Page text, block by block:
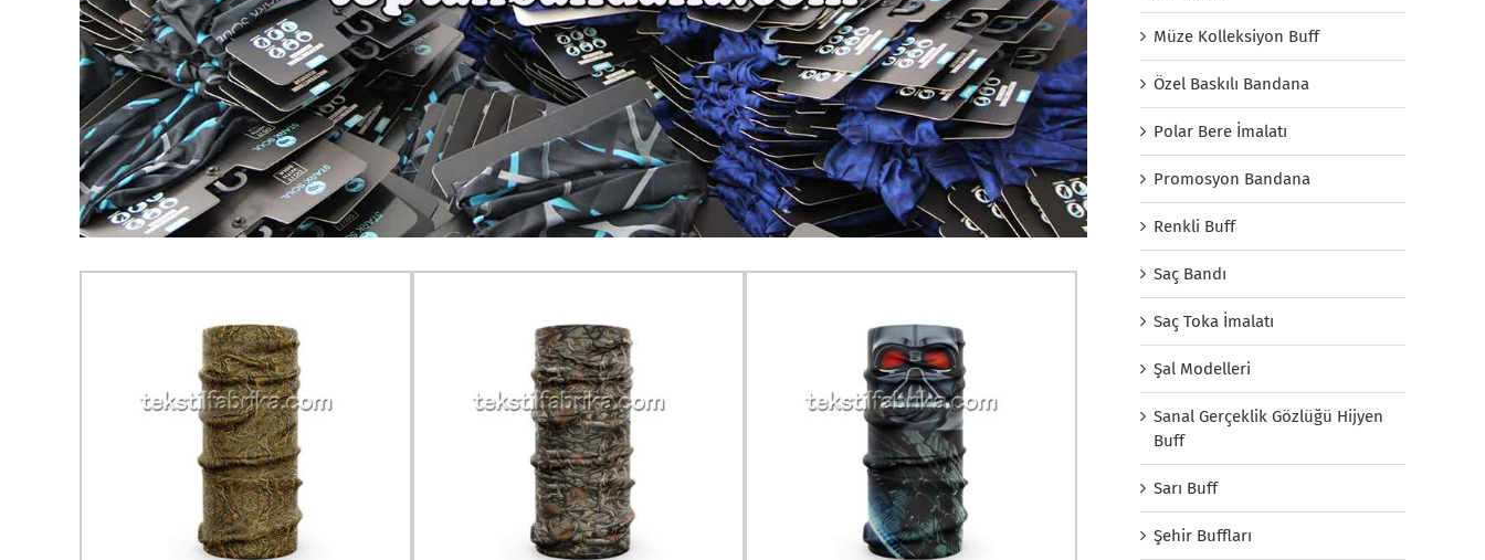
Müze Kolleksiyon Buff
Özel Baskılı Bandana
Polar Bere İmalatı
Promosyon Bandana
Renkli Buff
Saç Bandı
Saç Toka İmalatı
Şal Modelleri
Sanal Gerçeklik Gözlüğü Hijyen
Buff
Sarı Buff
Şehir Buffları